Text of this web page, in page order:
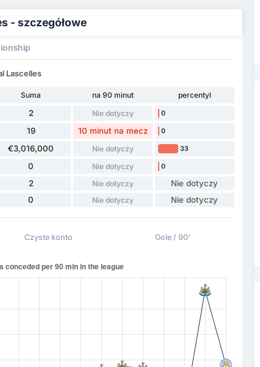
- szczegółowe
Lascelles
Suma na 90 minut
percentyl
2 Nie dotyczy 0
19 10 minut na mecz 0
€3,016,000 Nie dotyczy 33
0 Nie dotyczy 0
2 Nie dotyczy Nie dotyczy
0 Nie dotyczy Nie dotyczy
Czyste konto Gole / 90'